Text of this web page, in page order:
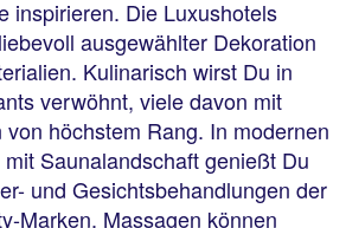
inspirieren. Die Luxushotels
ausgewählter Dekoration
Kulinarisch wirst Du in
verwöhnt, viele davon mit
höchstem Rang. In modernen
Saunalandschaft genießt Du
und Gesichtsbehandlungen der
Marken. Massagen können